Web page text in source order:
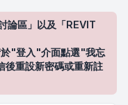
區」以及「REVIT
"登入"介面點選"我忘
後重設新密碼或重新註